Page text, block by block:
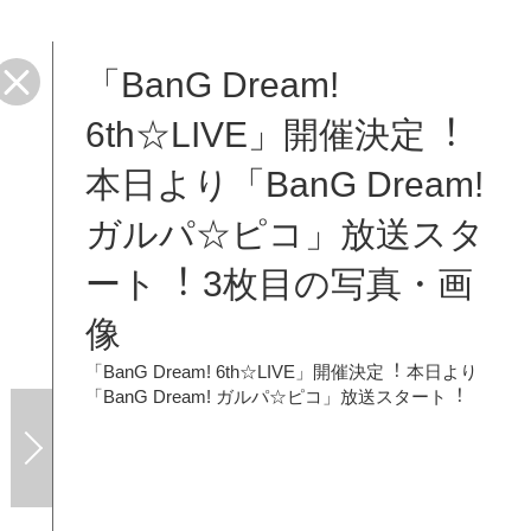
「BanG Dream!
6th☆LIVE」開催決定︕
本日より「BanG Dream!
ガルパ☆ピコ」放送スタ
ート︕ 3枚目の写真・画
像
「BanG Dream! 6th☆LIVE」開催決定︕ 本日より
「BanG Dream! ガルパ☆ピコ」放送スタート︕